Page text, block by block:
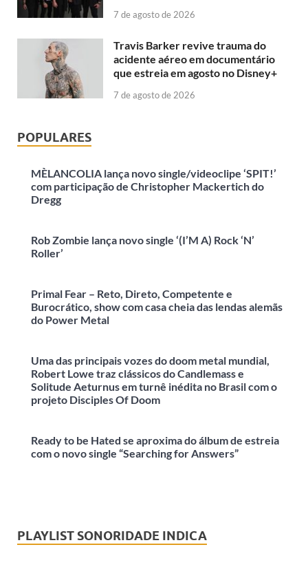
7 de agosto de 2026
Travis Barker revive trauma do
acidente aéreo em documentário
que estreia em agosto no Disney+
7 de agosto de 2026
POPULARES
MÈLANCOLIA lança novo single/videoclipe ‘SPIT!’
com participação de Christopher Mackertich do
Dregg
Rob Zombie lança novo single ‘(I’M A) Rock ‘N’
Roller’
Primal Fear – Reto, Direto, Competente e
Burocrático, show com casa cheia das lendas alemãs
do Power Metal
Uma das principais vozes do doom metal mundial,
Robert Lowe traz clássicos do Candlemass e
Solitude Aeturnus em turnê inédita no Brasil com o
projeto Disciples Of Doom
Ready to be Hated se aproxima do álbum de estreia
com o novo single “Searching for Answers”
PLAYLIST SONORIDADE INDICA